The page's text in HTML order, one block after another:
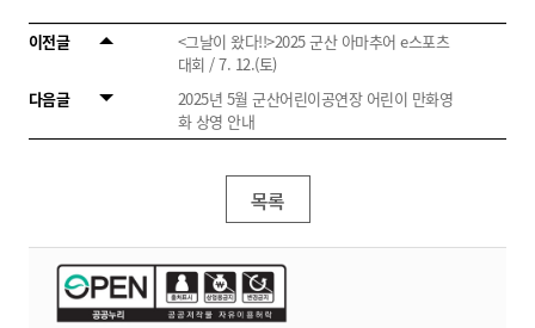
이전글
<그날이 왔다!!>2025 군산 아마추어 e스포츠
대회 / 7. 12.(토)
다음글
2025년 5월 군산어린이공연장 어린이 만화영
화 상영 안내
목록